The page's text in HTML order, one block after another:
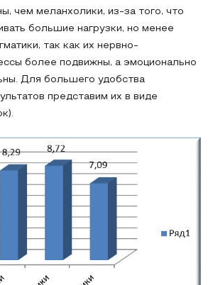
чем меланхолики, из-за того, что
большие нагрузки, но менее
так как их нервно-
более подвижны, а эмоционально
Для большего удобства
представим их в виде